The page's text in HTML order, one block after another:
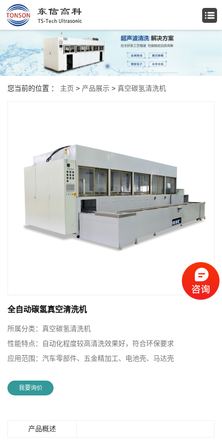
您当前的位置 ： 主页 > 产品展示 > 真空碳氢清洗机
全自动碳氢真空清洗机
所属分类： 真空碳氢清洗机
性能特点：
自动化程度较高清洗效果好，符合环保要求
应用范围： 汽车零部件、五金精加工、电池壳、马达壳
我要询价
产品概述